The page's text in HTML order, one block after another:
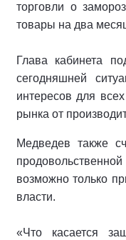
торговли о
товары на два
Глава кабинета
сегодняшней
интересов для
рынка от
Медведев также
возможно только
власти.
«Что касается